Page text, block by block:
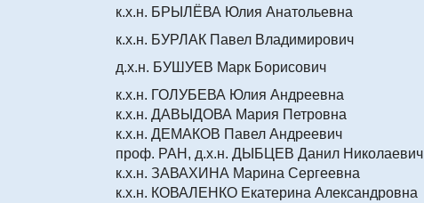
к.х.н. БРЫЛЁВА Юлия Анатольевна
к.х.н. БУРЛАК Павел Владимирович
д.х.н. БУШУЕВ Марк Борисович
к.х.н. ГОЛУБЕВА Юлия Андреевна
к.х.н. ДАВЫДОВА Мария Петровна
к.х.н. ДЕМАКОВ Павел Андреевич
проф. РАН, д.х.н. ДЫБЦЕВ Данил Николаевич
к.х.н. ЗАВАХИНА Марина Сергеевна
к.х.н. КОВАЛЕНКО Екатерина Александровна